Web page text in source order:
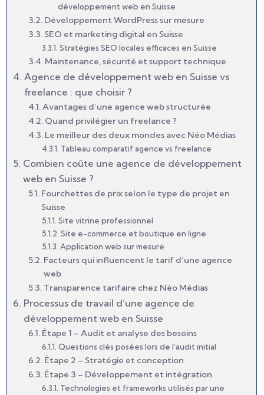
développement web en Suisse
Développement WordPress sur mesure
SEO et marketing digital en Suisse
Stratégies SEO locales efficaces en Suisse
Maintenance, sécurité et support technique
Agence de développement web en Suisse vs
freelance : que choisir ?
Avantages d’une agence web structurée
Quand privilégier un freelance ?
Le meilleur des deux mondes avec Néo Médias
Tableau comparatif agence vs freelance
Combien coûte une agence de développement
web en Suisse ?
Fourchettes de prix selon le type de projet en
Suisse
Site vitrine professionnel
Site e-commerce et boutique en ligne
Application web sur mesure
Facteurs qui influencent le tarif d’une agence
web
Transparence tarifaire chez Néo Médias
Processus de travail d’une agence de
développement web en Suisse
Étape 1 – Audit et analyse des besoins
Questions clés posées lors de l’audit initial
Étape 2 – Stratégie et conception
Étape 3 – Développement et intégration
Technologies et frameworks utilisés par une